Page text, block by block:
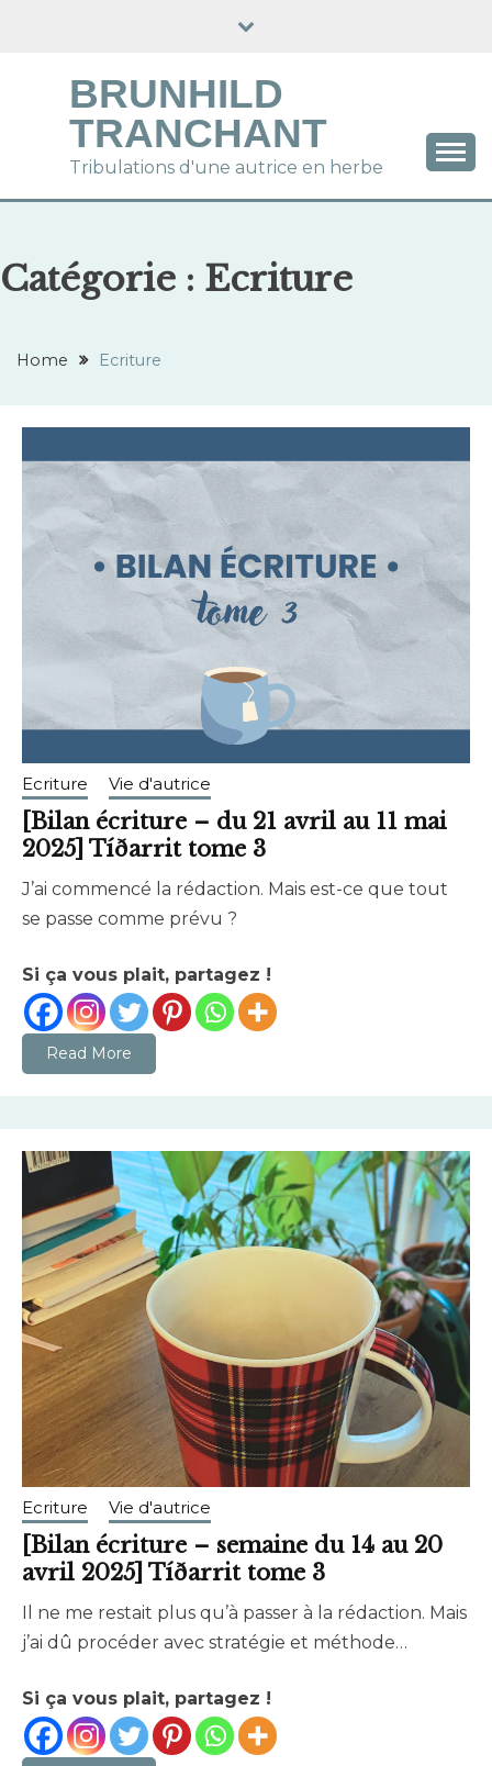
BRUNHILD
TRANCHANT
Tribulations d'une autrice en herbe
Catégorie : Ecriture
Home Ecriture
Ecriture Vie d'autrice
[Bilan écriture – du 21 avril au 11 mai
2025] Tíðarrit tome 3
brunhildtranchant@gmail.com
J’ai commencé la rédaction. Mais est-ce que tout
se passe comme prévu ?
Si ça vous plait, partagez !
Read More
Ecriture Vie d'autrice
[Bilan écriture – semaine du 14 au 20
avril 2025] Tíðarrit tome 3
avril
20,
brunhildtranchant@gmail.com
Il ne me restait plus qu’à passer à la rédaction. Mais
j’ai dû procéder avec stratégie et méthode…
Si ça vous plait, partagez !